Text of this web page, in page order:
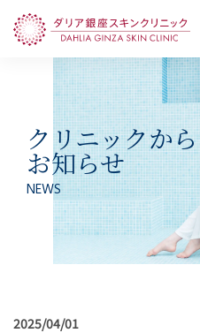
クリニックか
お知らせ
NEWS
2025/04/01